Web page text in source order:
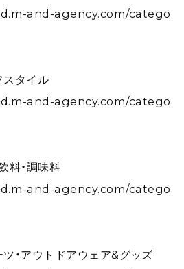
and-agency.com/catego
スタイル
and-agency.com/catego
料・調味料
and-agency.com/catego
ツ・アウトドアウェア&グッズ